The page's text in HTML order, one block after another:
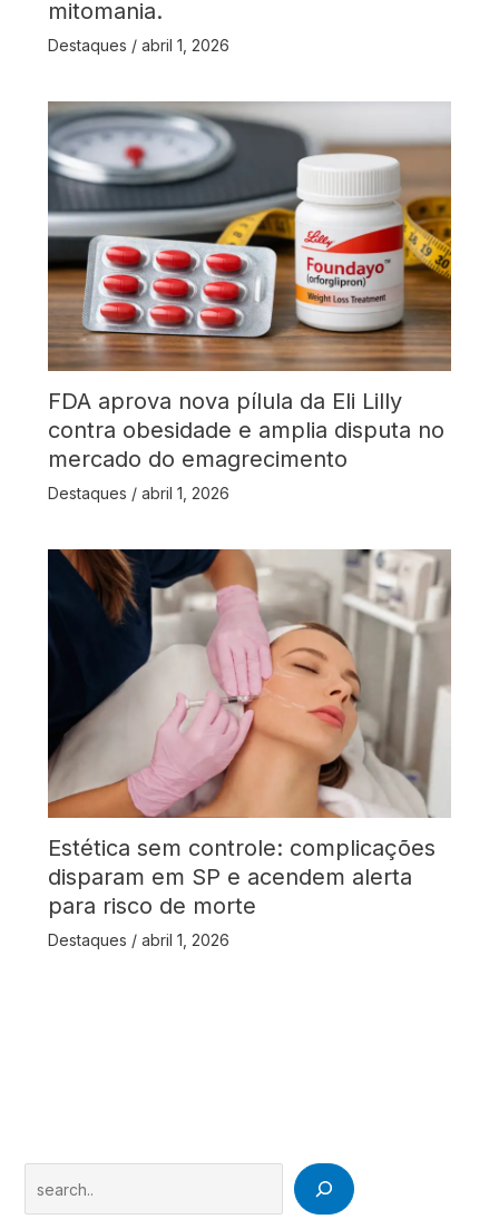
mitomania.
Destaques / abril 1, 2026
FDA aprova nova pílula da Eli Lilly
contra obesidade e amplia disputa no
mercado do emagrecimento
Destaques / abril 1, 2026
Estética sem controle: complicações
disparam em SP e acendem alerta
para risco de morte
Destaques / abril 1, 2026